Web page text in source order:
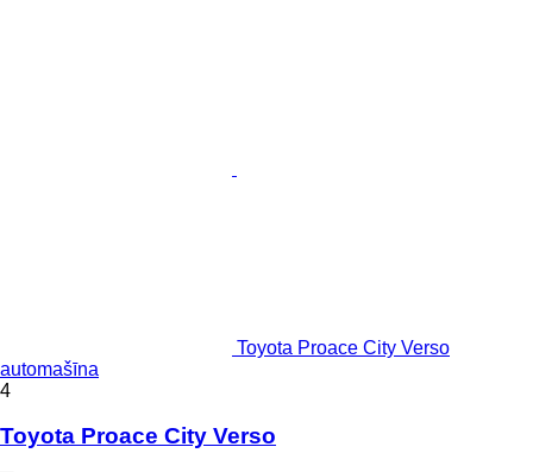
Toyota Proace City Verso
automašīna
4
Toyota Proace City Verso